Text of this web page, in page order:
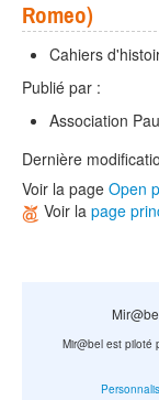
Romeo)
Cahiers
Publié par :
Association
Dernière
Voir la page Open
Voir la page
Mir@bel est piloté